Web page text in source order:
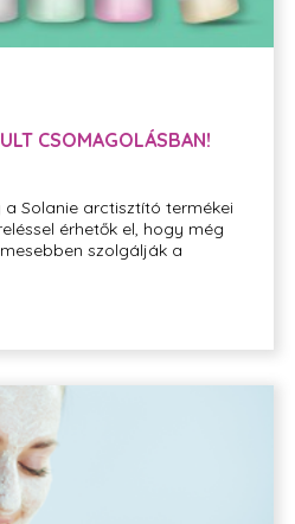
CSOMAGOLÁSBAN!
Solanie arctisztító termékei
érhetők el, hogy még
szolgálják a